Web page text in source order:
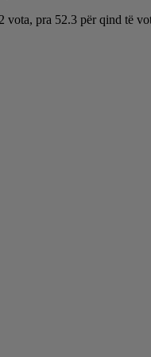
vota, pra 52.3 për qind të